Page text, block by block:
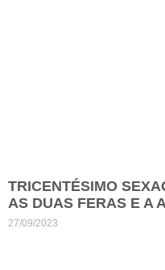
TRICENTÉSIMO
AS DUAS FERAS E A
27/09/2023